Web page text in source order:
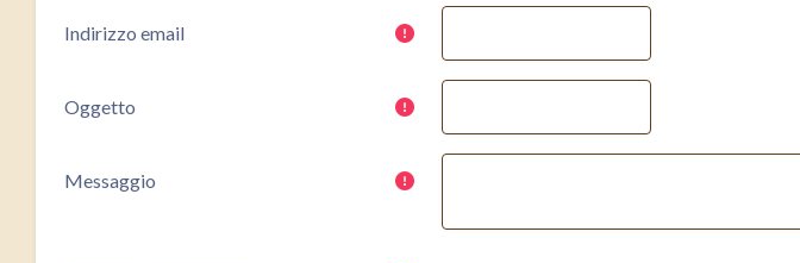
Indirizzo email
Oggetto
Messaggio